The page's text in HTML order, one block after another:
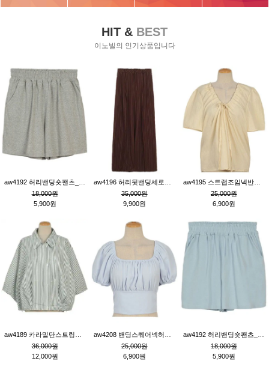
HIT & BEST
이노빌의 인기상품입니다
18,000원
5,900원
35,000원
9,900원
25,000원
6,900원
36,000원
12,000원
25,000원
6,900원
18,000원
5,900원